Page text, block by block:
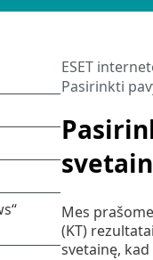
ESET
Pasirinkti
Mes
(KT)
svetainę,